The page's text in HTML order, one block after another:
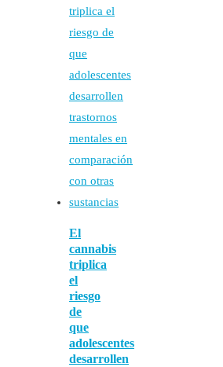
El
cannabis
triplica
el
riesgo
de
que
adolescentes
desarrollen